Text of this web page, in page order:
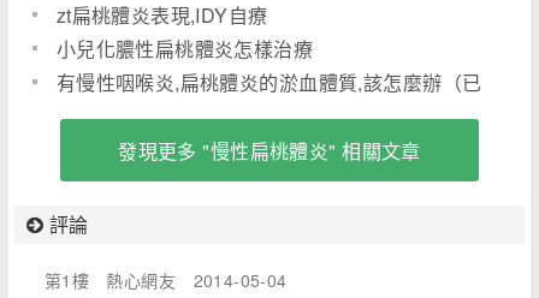
zt扁桃體炎表現,IDY自療
小兒化膿性扁桃體炎怎樣治療
有慢性咽喉炎,扁桃體炎的淤血體質,該怎麼辦（已
回覆）
發現更多 "慢性扁桃體炎" 相關文章
評論
第1樓 熱心網友
2014-05-04